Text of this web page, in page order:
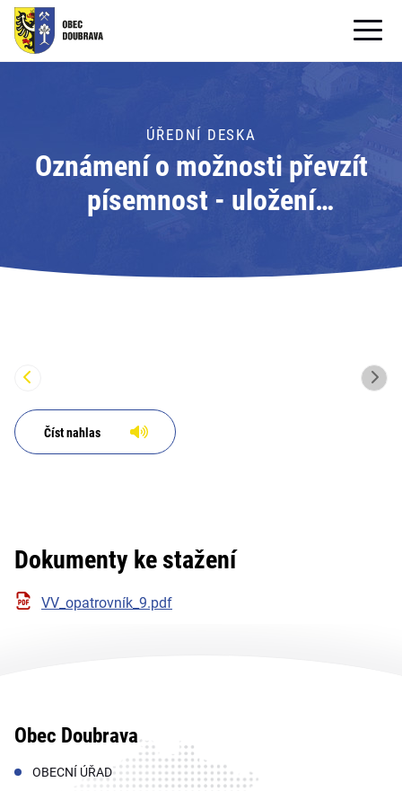
OBECNÍ ÚŘAD
PRO OBČANY
Formuláře ke stažení
PRO TURISTY
ÚŘEDNÍ DESKA
Oznámení o možnosti převzít
písemnost - uložení
úřad Doubrava
Číst nahlas
Dokumenty ke stažení
VV_opatrovník_9.pdf
Obec Doubrava
OBECNÍ ÚŘAD